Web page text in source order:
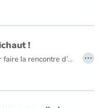
!
Voyagez dans le temps pour faire la rencontre d’Antonio Vivaldi en suivant Minime, une charmante petite souris qui raffole du fromage et de la musique ! C’est certainement le jour le plus froid de l’hiver pour se promener dans les rues de Venise à la recherche de l’orphelinat où dort la petite Ambrosina. Elle vient de perdre une dent de lait et espère retrouver au réveil une pièce de monnaie sous son oreiller. Dans ce vieux bâtiment qui abrite aussi une école de musique, la mission est dangereuse et Minime doit redoubler de prudence pour éviter un chat toujours à la recherche de son prochain repas. Heureusement, le matou est mélomane lui aussi ! …